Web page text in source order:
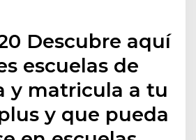
Descubre aquí
escuelas de
y matricula a tu
y que pueda